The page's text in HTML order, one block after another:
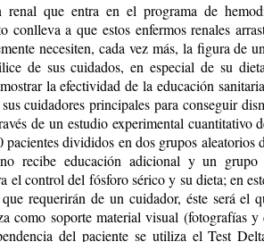
renal que entra en el programa de
conlleva a que estos enfermos renales
necesiten, cada vez más, la figura de
de sus cuidados, en especial de su
la efectividad de la educación
cuidadores principales para conseguir
de un estudio experimental cuantitativo
pacientes divididos en dos grupos aleatorios
recibe educación adicional y un grupo
el control del fósforo sérico y su dieta; en
que requerirán de un cuidador, éste será el
como soporte material visual (fotografías
del paciente se utiliza el Test